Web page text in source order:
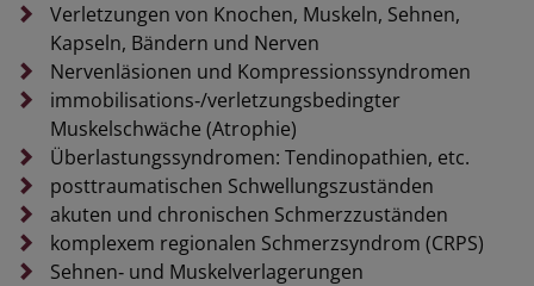
Verletzungen von Knochen, Muskeln, Sehnen,
Kapseln, Bändern und Nerven
Nervenläsionen und Kompressionssyndromen
immobilisations‑/verletzungsbedingter
Muskelschwäche (Atrophie)
Überlastungssyndromen: Tendinopathien, etc.
posttraumatischen Schwellungszuständen
akuten und chronischen Schmerzzuständen
komplexem regionalen Schmerzsyndrom (CRPS)
Sehnen‑ und Muskelverlagerungen